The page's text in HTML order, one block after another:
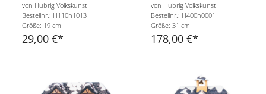
von Hubrig Volkskunst
Bestellnr.: H110h1013
Größe: 19 cm
29,00 €
von Hubrig Volkskunst
Bestellnr.: H400h0001
Größe: 31 cm
178,00 €